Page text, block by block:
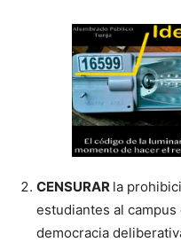
CENSURAR la
estudiantes al
democracia